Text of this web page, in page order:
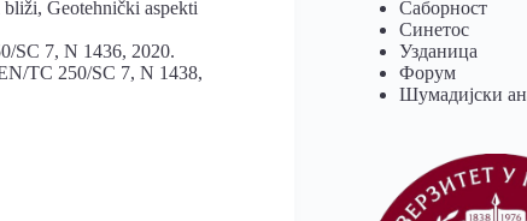
Geotehnički aspekti
SC 7, N 1436, 2020.
TC 250/SC 7, N 1438,
Саборност
Синетос
Узданица
Форум
Шумадијски